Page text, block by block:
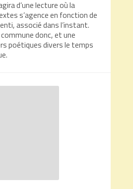
d’une lecture où la
s’agence en fonction de
associé dans l’instant.
donc, et une
poétiques divers le temps